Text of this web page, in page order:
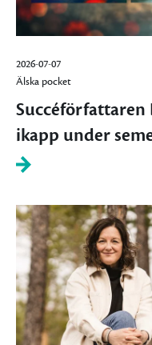
2026-07-07
Älska pocket
Succéförfattaren
ikapp under